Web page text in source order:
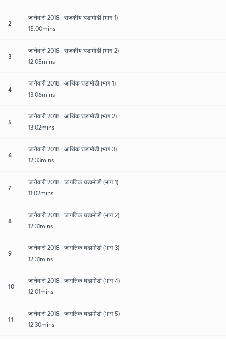
2
जानेवारी 2018 : राजकीय घडामोडी (भाग 1)
15:00mins
3
जानेवारी 2018 : राजकीय घडामोडी (भाग 2)
12:05mins
4
जानेवारी 2018 : आर्थिक घडामोडी (भाग 1)
13:06mins
5
जानेवारी 2018 : आर्थिक घडामोडी (भाग 2)
13:02mins
6
जानेवारी 2018 : आर्थिक घडामोडी (भाग 3)
12:33mins
7
जानेवारी 2018 : जागतिक घडामोडी (भाग 1)
11:02mins
8
जानेवारी 2018 : जागतिक घडामोडी (भाग 2)
12:31mins
9
जानेवारी 2018 : जागतिक घडामोडी (भाग 3)
12:31mins
10
जानेवारी 2018 : जागतिक घडामोडी (भाग 4)
12:01mins
11
जानेवारी 2018 : जागतिक घडामोडी (भाग 5)
12:30mins